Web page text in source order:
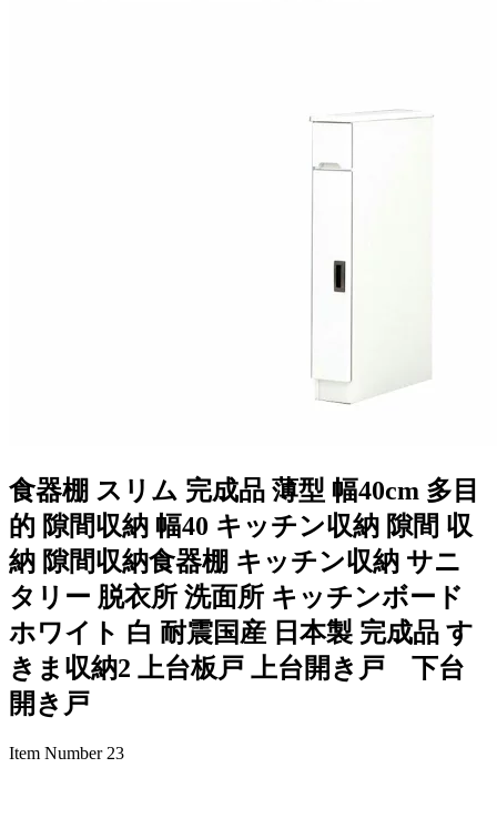
食器棚 スリム 完成品 薄型 幅40cm 多目
的 隙間収納 幅40 キッチン収納 隙間 収
納 隙間収納食器棚 キッチン収納 サニ
タリー 脱衣所 洗面所 キッチンボード
ホワイト 白 耐震国産 日本製 完成品 す
きま収納2 上台板戸 上台開き戸 下台
開き戸
Item Number 23